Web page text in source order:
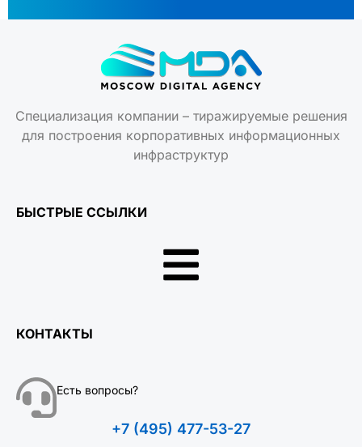
Специализация компании – тиражируемые решения
для построения корпоративных информационных
инфраструктур
БЫСТРЫЕ ССЫЛКИ
ЧАТ СО СПЕЦИАЛИСТОМ